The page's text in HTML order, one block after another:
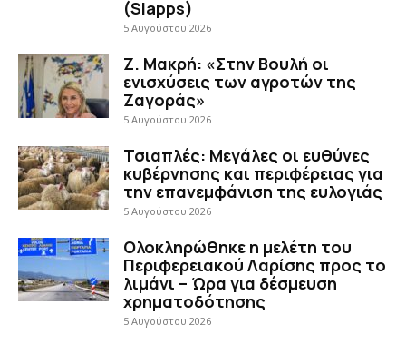
(Slapps)
5 Αυγούστου 2026
Ζ. Μακρή: «Στην Βουλή οι
ενισχύσεις των αγροτών της
Ζαγοράς»
5 Αυγούστου 2026
Τσιαπλές: Μεγάλες οι ευθύνες
κυβέρνησης και περιφέρειας για
την επανεμφάνιση της ευλογιάς
5 Αυγούστου 2026
Ολοκληρώθηκε η μελέτη του
Περιφερειακού Λαρίσης προς το
λιμάνι – Ώρα για δέσμευση
χρηματοδότησης
5 Αυγούστου 2026